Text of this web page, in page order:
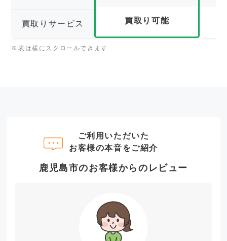
買取りサービス 買取り可能
※表は横にスクロールできます
ご利用いただいた
お客様の本音をご紹介
鹿児島市のお客様からのレビュー